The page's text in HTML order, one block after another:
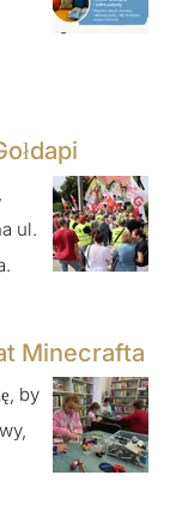
ul.
Minecrafta
by